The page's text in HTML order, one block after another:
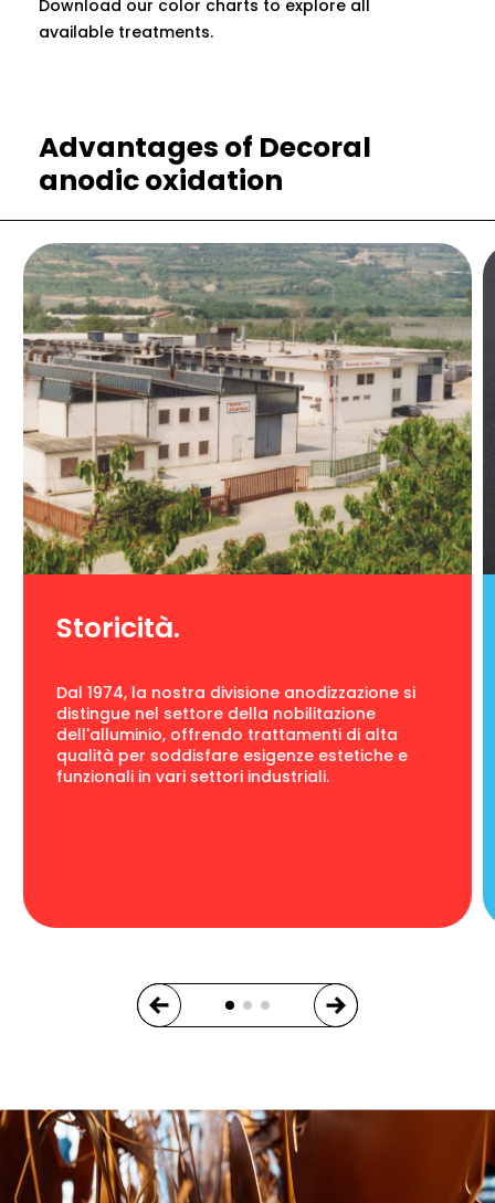
Download our color charts to explore all
available treatments.
Advantages of Decoral
anodic oxidation
Storicità.
Dal 1974, la nostra divisione anodizzazione si
distingue nel settore della nobilitazione
dell'alluminio, offrendo trattamenti di alta
qualità per soddisfare esigenze estetiche e
funzionali in vari settori industriali.